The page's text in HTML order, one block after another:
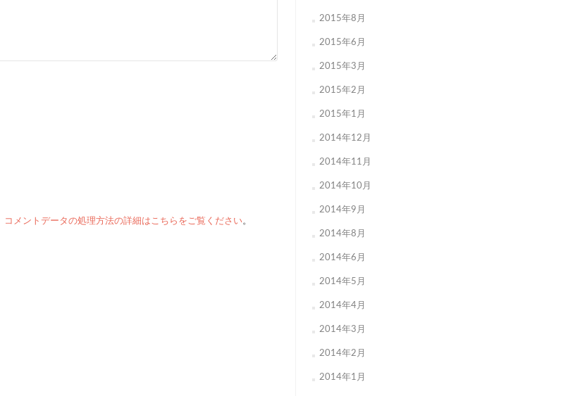
コメントデータの処理方法の詳細はこちらをご覧ください。
2015年8月
2015年6月
2015年3月
2015年2月
2015年1月
2014年12月
2014年11月
2014年10月
2014年9月
2014年8月
2014年6月
2014年5月
2014年4月
2014年3月
2014年2月
2014年1月